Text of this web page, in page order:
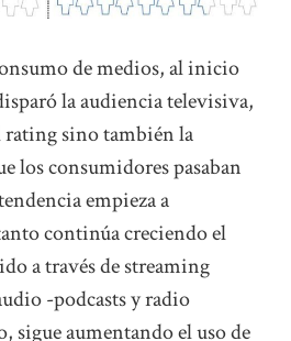
de medios, al inicio
la audiencia televisiva,
rating sino también la
los consumidores pasaban
empieza a
continúa creciendo el
a través de streaming
-podcasts y radio
sigue aumentando el uso de